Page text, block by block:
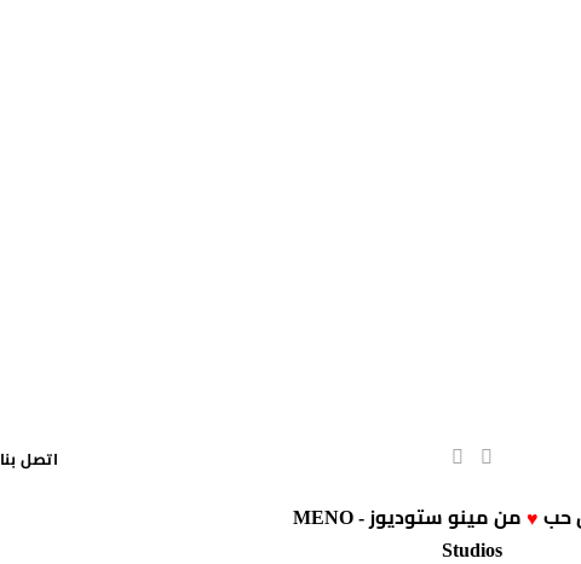
حب ♥ من
مينو ستوديوز - MENO
Studios
اتصل بنا